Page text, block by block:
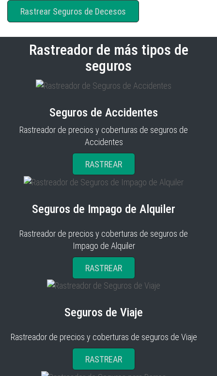
Rastrear Seguros de Decesos
Rastreador de más tipos de
seguros
Seguros de Accidentes
Rastreador de precios y coberturas de seguros de
Accidentes
RASTREAR
Seguros de Impago de Alquiler
Rastreador de precios y coberturas de seguros de
Impago de Alquiler
RASTREAR
Seguros de Viaje
Rastreador de precios y coberturas de seguros de Viaje
RASTREAR